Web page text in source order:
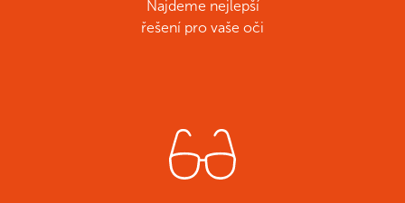
Najdeme nejlepší
řešení pro vaše oči